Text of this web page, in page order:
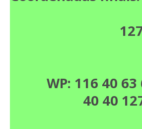
127 40 60
WP: 116 40
40 40 127 40